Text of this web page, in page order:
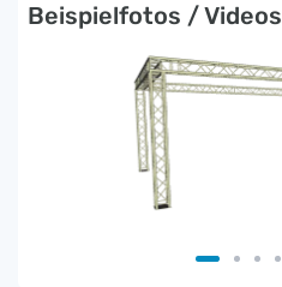
Beispielfotos / Videos